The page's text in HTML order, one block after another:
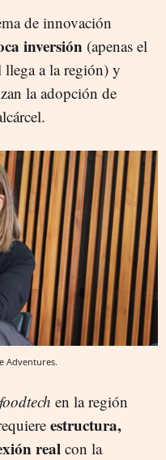
de innovación
inversión (apenas el
a la región) y
la adopción de
Adventures.
foodtech en la región
estructura,
real con la